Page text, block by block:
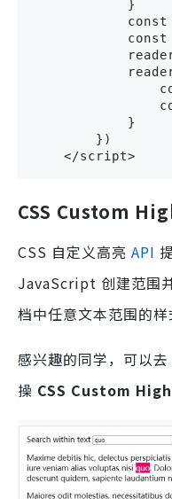
            }
const
            }
        })
    </script>
CSS Custom
CSS 自定义高亮 API
JavaScript 创建范围
档中任意文本范围的样
感兴趣的同学，可以
操 CSS Custom